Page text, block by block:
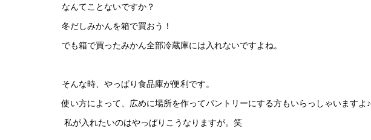
なんてことないですか？
冬だしみかんを箱で買おう！
でも箱で買ったみかん全部冷蔵庫には入れないですよね。
そんな時、やっぱり食品庫が便利です。
使い方によって、広めに場所を作ってパントリーにする方もいらっしゃいますよ♪
私が入れたいのはやっぱりこうなりますが。笑